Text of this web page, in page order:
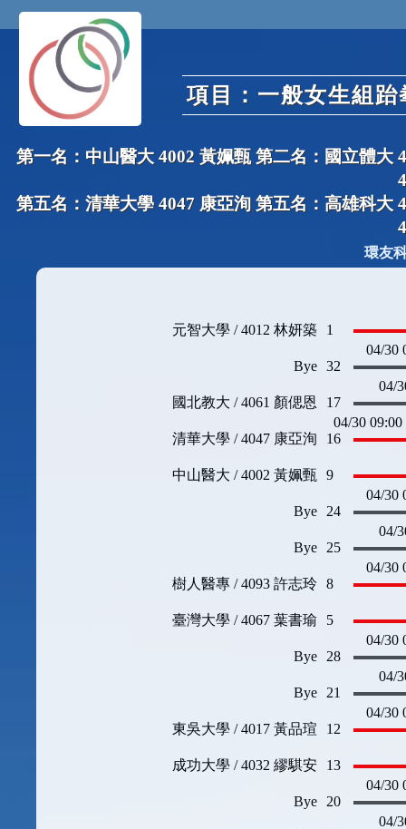
項目：一般女生組
第一名：中山醫大 4002 黃姵甄 第二名：國立體大
第五名：清華大學 4047 康亞洵 第五名：高雄科大
環友
04/
04/30
元智大學 / 4012 林妍築 1
Bye 32
04/30 09:00
國北教大 / 4061 顏偲恩 17
清華大學 / 4047 康亞洵 16
04/
04/30
中山醫大 / 4002 黃姵甄 9
Bye 24
04/30
Bye 25
樹人醫專 / 4093 許志玲 8
04/
04/30
臺灣大學 / 4067 葉書瑜 5
Bye 28
04/30
Bye 21
東吳大學 / 4017 黃品瑄 12
04/
04/30
成功大學 / 4032 繆騏安 13
Bye 20